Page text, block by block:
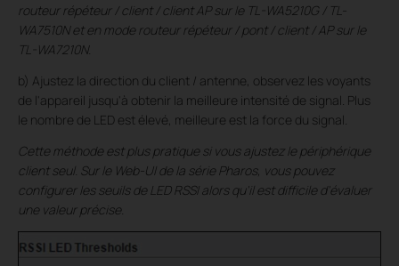
routeur répéteur / client / client AP sur le TL-WA5210G / TL-
WA7510N et en mode routeur répéteur / pont / client / AP sur le
TL-WA7210N.
b) Ajustez la direction du client / antenne, observez les voyants
de l'appareil jusqu'à obtenir la meilleure intensité de signal. Plus
le nombre de LED est élevé, meilleure est la force du signal.
Cette méthode est plus pratique si vous ajustez le périphérique
client seul. Sur le Web-UI de la série Pharos, vous pouvez
configurer les seuils de LED RSSI alors qu'il est difficile d'évaluer
une valeur précise.